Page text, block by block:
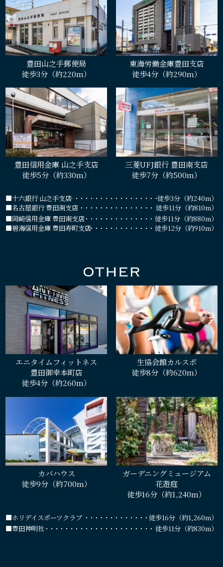
豊田山之手郵便局
徒歩3分（約220m）
東海労働金庫豊田支店
徒歩4分（約290m）
豊田信用金庫 山之手支店
徒歩5分（約330m）
三菱UFJ銀行 豊田南支店
徒歩7分（約500m）
■十六銀行 山之手支店
徒歩3分（約240m）
■名古屋銀行 豊田南支店
徒歩11分（約810m）
■岡崎信用金庫 豊田南支店
徒歩11分（約880m）
■碧海信用金庫 豊田寿町支店
徒歩12分（約910m）
エニタイムフィットネス
豊田御幸本町店
徒歩4分（約260m）
生協会館カルスポ
徒歩8分（約620m）
カバハウス
徒歩9分（約700m）
ガーデニングミュージアム
花遊庭
徒歩16分（約1,240m）
■ホリデイスポーツクラブ
徒歩16分（約1,260m）
■豊田神明社
徒歩11分（約830m）